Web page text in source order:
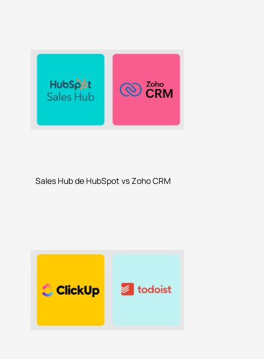
Sales Hub de HubSpot vs Zoho CRM